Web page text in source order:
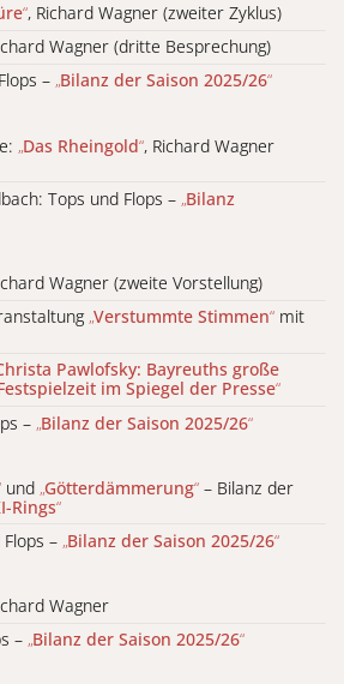
“, Richard Wagner (zweiter Zyklus)
Wagner (dritte Besprechung)
– „Bilanz der Saison 2025/26“
„Das Rheingold“, Richard Wagner
Tops und Flops – „Bilanz
Wagner (zweite Vorstellung)
„Verstummte Stimmen“ mit
Pawlofsky: Bayreuths große
im Spiegel der Presse“
– „Bilanz der Saison 2025/26“
und „Götterdämmerung“ – Bilanz der
Rings“
– „Bilanz der Saison 2025/26“
Wagner
– „Bilanz der Saison 2025/26“